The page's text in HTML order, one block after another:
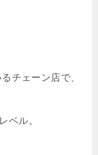
チェーン店で、
ベル。